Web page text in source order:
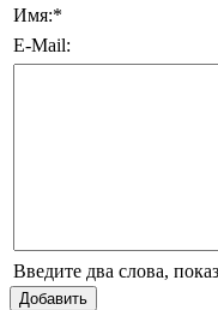
Имя:*
E-Mail:
Введите два слова,